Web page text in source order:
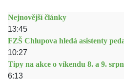
Nejnovější články
13:45
FZŠ Chlupova hledá asistenty
10:27
Tipy na akce o víkendu 8. a 9.
6:13